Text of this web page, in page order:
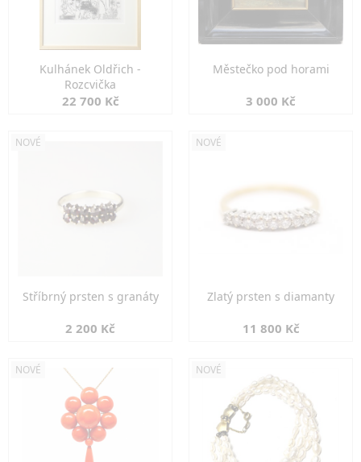
Kulhánek Oldřich -
Rozcvička
22 700 Kč
Městečko pod horami
3 000 Kč
NOVÉ
Stříbrný prsten s granáty
2 200 Kč
NOVÉ
Zlatý prsten s diamanty
11 800 Kč
NOVÉ NOVÉ